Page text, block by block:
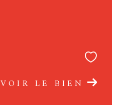
VOIR LE BIEN